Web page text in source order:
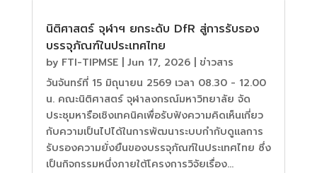
นิติศาสตร์ จุฬาฯ ยกระดับ DfR สู่การรับรอง
บรรจุภัณฑ์ในประเทศไทย
by FTI-TIPMSE| Jun 17, 2026| ข่าวสาร
วันจันทร์ที่ 15 มิถุนายน 2569 เวลา 08.30 - 12.00
น. คณะนิติศาสตร์ จุฬาลงกรณ์มหาวิทยาลัย จัด
ประชุมหารือเชิงเทคนิคเพื่อรับฟังความคิดเห็นเกี่ยว
กับความเป็นไปได้ในการพัฒนาระบบกำกับดูแลการ
รับรองความยั่งยืนของบรรจุภัณฑ์ในประเทศไทย ซึ่ง
เป็นกิจกรรมหนึ่งภายใต้โครงการวิจัยเรื่อง...